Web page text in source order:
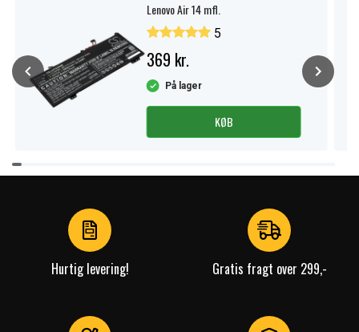
Lenovo Air 14 mfl.
5
369 kr.
På lager
KØB
Item
1
Hurtig levering! Gratis fragt over 299,-